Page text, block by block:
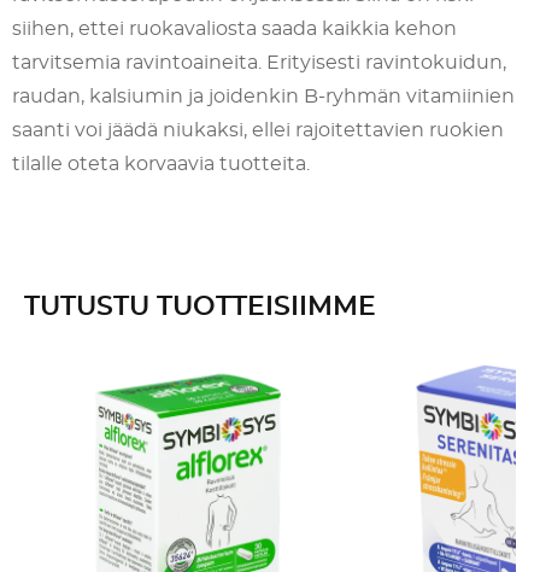
siihen, ettei ruokavaliosta saada kaikkia kehon
tarvitsemia ravintoaineita. Erityisesti ravintokuidun,
raudan, kalsiumin ja joidenkin B-ryhmän vitamiinien
saanti voi jäädä niukaksi, ellei rajoitettavien ruokien
tilalle oteta korvaavia tuotteita.
TUTUSTU TUOTTEISIIMME